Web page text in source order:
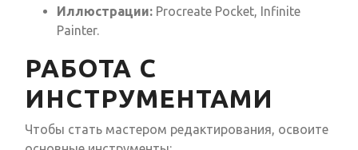
Иллюстрации: Procreate Pocket, Infinite
Painter.
РАБОТА С
ИНСТРУМЕНТАМИ
Чтобы стать мастером редактирования, освоите